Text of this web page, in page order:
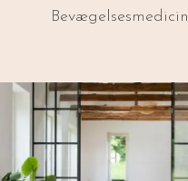
Bevægelsesmedicin